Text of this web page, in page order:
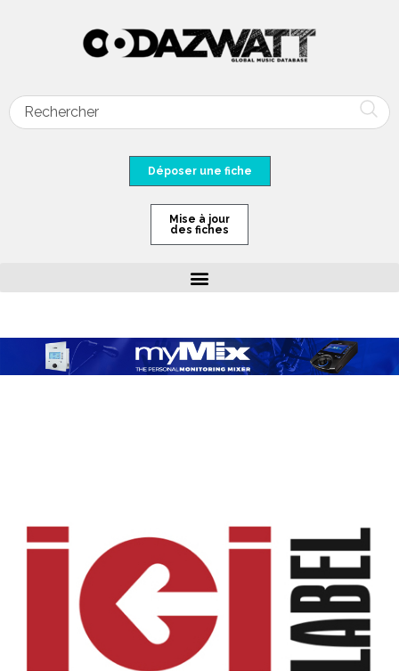
Déposer une fiche
Mise à jour
des fiches